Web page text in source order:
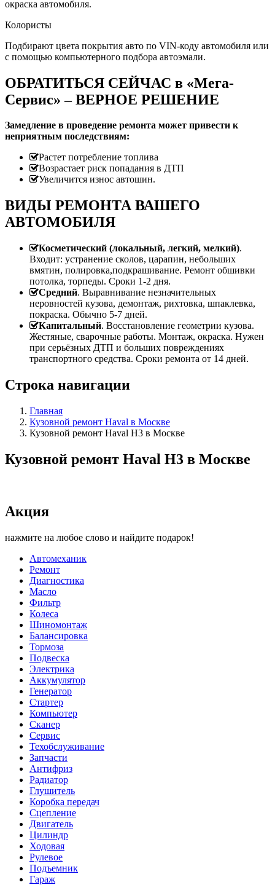
окраска автомобиля.
Колористы
Подбирают цвета покрытия авто по VIN-коду автомобиля или
с помощью компьютерного подбора автоэмали.
ОБРАТИТЬСЯ СЕЙЧАС в «Мега-
Сервис» – ВЕРНОЕ РЕШЕНИЕ
Замедление в проведение ремонта может привести к
неприятным последствиям:
Растет потребление топлива
Возрастает риск попадания в ДТП
Увеличится износ автошин.
ВИДЫ РЕМОНТА ВАШЕГО
АВТОМОБИЛЯ
Косметический (локальный, легкий, мелкий).
Входит: устранение сколов, царапин, небольших
вмятин, полировка,подкрашивание. Ремонт обшивки
потолка, торпеды. Сроки 1-2 дня.
Средний. Выравнивание незначительных
неровностей кузова, демонтаж, рихтовка, шпаклевка,
покраска. Обычно 5-7 дней.
Капитальный. Восстановление геометрии кузова.
Жестяные, сварочные работы. Монтаж, окраска. Нужен
при серьёзных ДТП и больших повреждениях
транспортного средства. Сроки ремонта от 14 дней.
Строка навигации
Главная
Кузовной ремонт Haval в Москве
Кузовной ремонт Haval H3 в Москве
Кузовной ремонт Haval H3 в Москве
Акция
нажмите на любое слово и найдите подарок!
Автомеханик
Ремонт
Диагностика
Масло
Фильтр
Колеса
Шиномонтаж
Балансировка
Тормоза
Подвеска
Электрика
Аккумулятор
Генератор
Стартер
Компьютер
Сканер
Сервис
Техобслуживание
Запчасти
Антифриз
Радиатор
Глушитель
Коробка передач
Сцепление
Двигатель
Цилиндр
Ходовая
Рулевое
Подъемник
Гараж